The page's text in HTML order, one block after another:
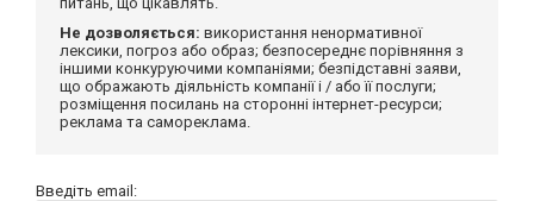
Не дозволяється: використання ненормативної
лексики, погроз або образ; безпосереднє порівняння з
іншими конкуруючими компаніями; безпідставні заяви,
що ображають діяльність компанії і / або її послуги;
розміщення посилань на сторонні інтернет-ресурси;
реклама та самореклама.
Введіть email: